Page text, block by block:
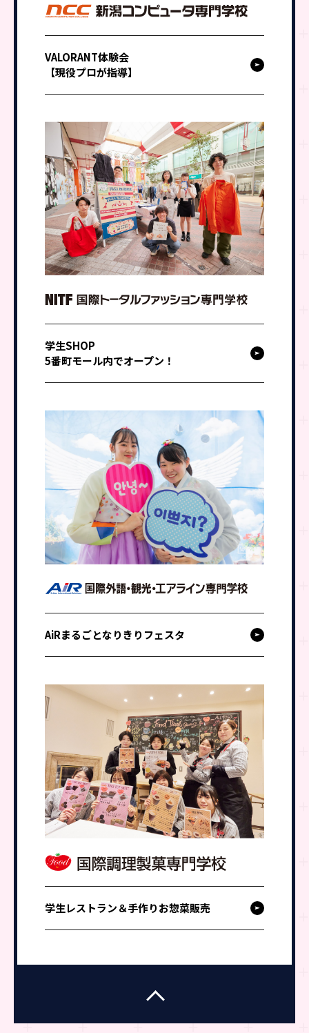
VALORANT体験会
【現役プロが指導】
学生SHOP
5番町モール内でオープン！
AiRまるごとなりきりフェスタ
学生レストラン＆手作りお惣菜販売